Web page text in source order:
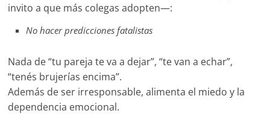
invito a que más colegas adopten—:
No hacer predicciones fatalistas
Nada de “tu pareja te va a dejar”, “te van a echar”,
“tenés brujerías encima”.
Además de ser irresponsable, alimenta el miedo y la
dependencia emocional.